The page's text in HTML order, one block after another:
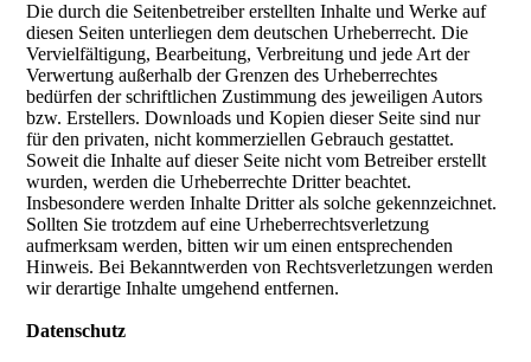
Die durch die Seitenbetreiber erstellten Inhalte und Werke auf
diesen Seiten unterliegen dem deutschen Urheberrecht. Die
Vervielfältigung, Bearbeitung, Verbreitung und jede Art der
Verwertung außerhalb der Grenzen des Urheberrechtes
bedürfen der schriftlichen Zustimmung des jeweiligen Autors
bzw. Erstellers. Downloads und Kopien dieser Seite sind nur
für den privaten, nicht kommerziellen Gebrauch gestattet.
Soweit die Inhalte auf dieser Seite nicht vom Betreiber erstellt
wurden, werden die Urheberrechte Dritter beachtet.
Insbesondere werden Inhalte Dritter als solche gekennzeichnet.
Sollten Sie trotzdem auf eine Urheberrechtsverletzung
aufmerksam werden, bitten wir um einen entsprechenden
Hinweis. Bei Bekanntwerden von Rechtsverletzungen werden
wir derartige Inhalte umgehend entfernen.
Datenschutz